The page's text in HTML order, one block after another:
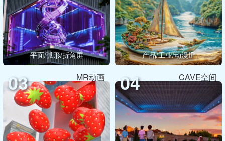
平面/弧形/折角屏 产品/工业/动漫IP
03 MR动画 04 CAVE空间